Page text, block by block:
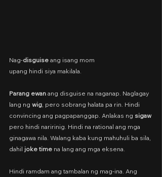
Nag-disguise ang isang mom
upang hindi siya makilala.
Parang ewan ang disguise na naganap. Naglagay
lang ng wig, pero sobrang halata pa rin. Hindi
convincing ang pagpapanggap. Anlakas ng sigaw
pero hindi naririnig. Hindi na rational ang mga
ginagawa nila. Walang kaba kung mahuhuli ba sila,
dahil joke time na lang ang mga eksena.
Hindi ramdam ang tambalan ng mag-ina. Ang